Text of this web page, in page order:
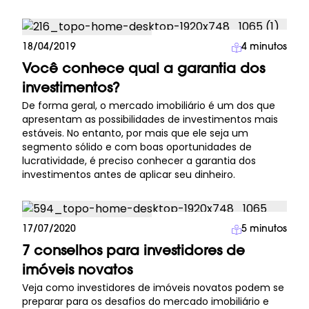
Investimento Imobiliário
18/04/2019 4 minutos
Você conhece qual a garantia dos
investimentos?
De forma geral, o mercado imobiliário é um dos que
apresentam as possibilidades de investimentos mais
estáveis. No entanto, por mais que ele seja um
segmento sólido e com boas oportunidades de
lucratividade, é preciso conhecer a garantia dos
investimentos antes de aplicar seu dinheiro.
Investimento Imobiliário
17/07/2020 5 minutos
7 conselhos para investidores de
imóveis novatos
Veja como investidores de imóveis novatos podem se
preparar para os desafios do mercado imobiliário e